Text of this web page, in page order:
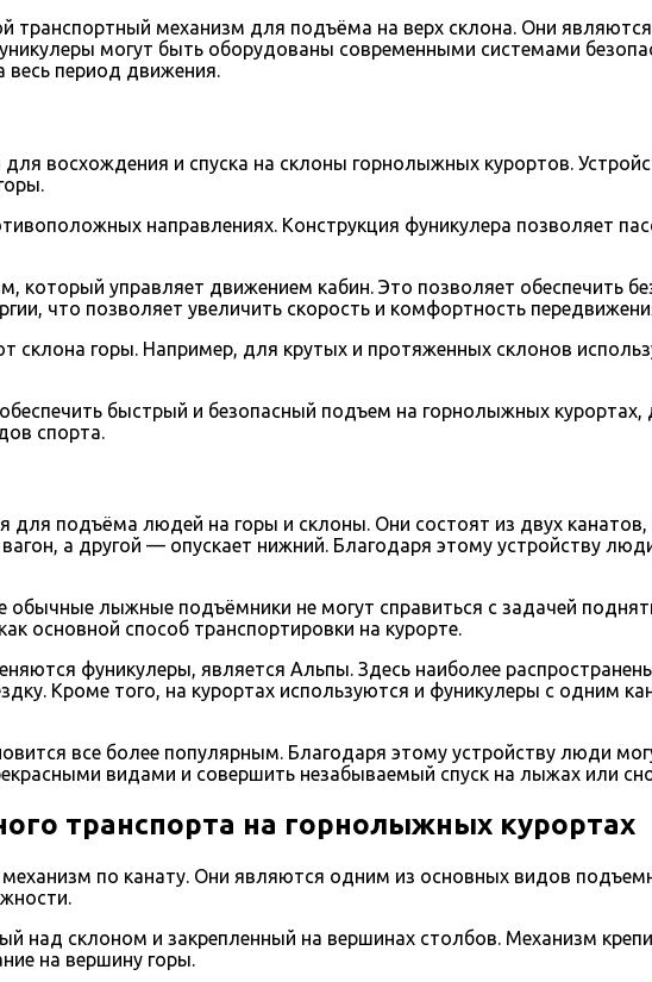
транспортный механизм для подъёма на верх склона. Они
могут быть оборудованы современными системами
период движения.
восхождения и спуска на склоны горнолыжных курортов.
направлениях. Конструкция фуникулера позволяет
который управляет движением кабин. Это позволяет обеспечить
что позволяет увеличить скорость и комфортность
склона горы. Например, для крутых и протяженных склонов
быстрый и безопасный подъем на горнолыжных
спорта.
подъёма людей на горы и склоны. Они состоят из двух
а другой — опускает нижний. Благодаря этому устройству
обычные лыжные подъёмники не могут справиться с задачей
основной способ транспортировки на курорте.
фуникулеры, является Альпы. Здесь наиболее
Кроме того, на курортах используются и фуникулеры с одним
все более популярным. Благодаря этому устройству люди
видами и совершить незабываемый спуск на лыжах или
транспорта на горнолыжных курортах
по канату. Они являются одним из основных видов
над склоном и закрепленный на вершинах столбов. Механизм
на вершину горы.